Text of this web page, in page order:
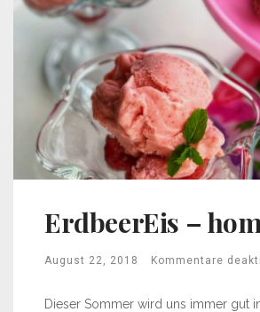
ErdbeerEis –
August 22, 2018 Kommentare
Dieser Sommer wird uns immer gut